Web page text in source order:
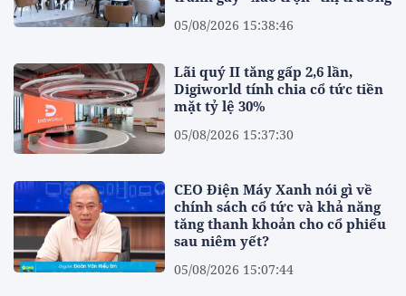
05/08/2026 15:38:46
Lãi quý II tăng gấp 2,6 lần,
Digiworld tính chia cổ tức tiền
mặt tỷ lệ 30%
05/08/2026 15:37:30
CEO Điện Máy Xanh nói gì về
chính sách cổ tức và khả năng
tăng thanh khoản cho cổ phiếu
sau niêm yết?
05/08/2026 15:07:44